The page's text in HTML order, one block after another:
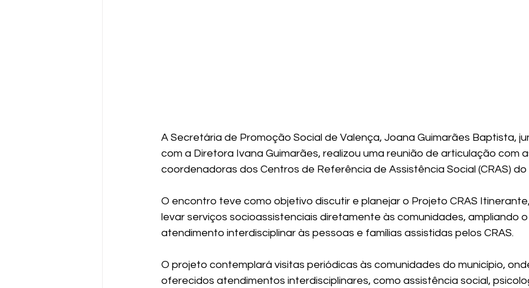
A Secretária de Promoção Social de Valença, Joana Guimarães Baptista,
com a Diretora Ivana Guimarães, realizou uma reunião de articulação com
coordenadoras dos Centros de Referência de Assistência Social (CRAS) do
O encontro teve como objetivo discutir e planejar o Projeto CRAS
levar serviços socioassistenciais diretamente às comunidades, ampliando
atendimento interdisciplinar às pessoas e famílias assistidas pelos CRAS.
O projeto contemplará visitas periódicas às comunidades do município,
oferecidos atendimentos interdisciplinares, como assistência social,